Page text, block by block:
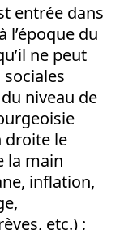
entrée dans
l’époque du
ne peut
niveau de
droite le
la main
inflation,
etc.) ;